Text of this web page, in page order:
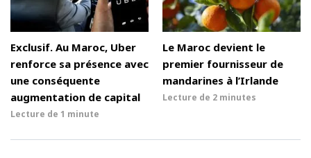
Exclusif. Au Maroc, Uber
renforce sa présence avec
une conséquente
augmentation de capital
Lecture de 1 minute
Le Maroc devient le
premier fournisseur de
mandarines à l’Irlande
Lecture de 2 minutes